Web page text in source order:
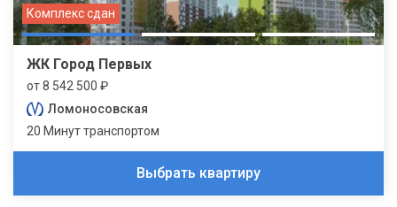
Комплекс сдан
ЖК Город Первых
от 8 542 500 ₽
Ломоносовская
20 Минут транспортом
Выбрать квартиру